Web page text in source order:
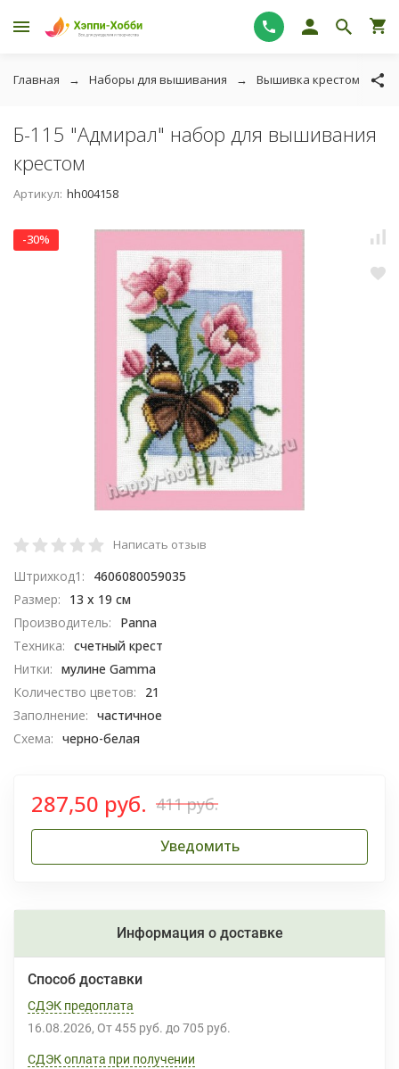
Главная Наборы для вышивания Вышивка крестом
Б-115 "Адмирал" набор для вышивания
крестом
Артикул: hh004158
-30%
Написать отзыв
Штрихкод1:
4606080059035
Размер:
13 х 19 см
Производитель:
Panna
Техника: счетный крест
Нитки: мулине Gamma
Количество цветов:
21
Заполнение: частичное
Схема: черно-белая
287,50 руб. 411 руб.
Уведомить
Информация о доставке
Способ доставки
СДЭК предоплата
16.08.2026 От 455 руб. до 705 руб.
СДЭК оплата при получении